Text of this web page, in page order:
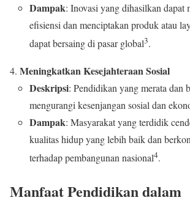
Dampak: Inovasi yang dihasilkan dapat
efisiensi dan menciptakan produk atau
dapat bersaing di pasar global3.
Meningkatkan Kesejahteraan Sosial
Deskripsi: Pendidikan yang merata dan
mengurangi kesenjangan sosial dan
Dampak: Masyarakat yang terdidik
kualitas hidup yang lebih baik dan
terhadap pembangunan nasional4.
Manfaat Pendidikan dalam